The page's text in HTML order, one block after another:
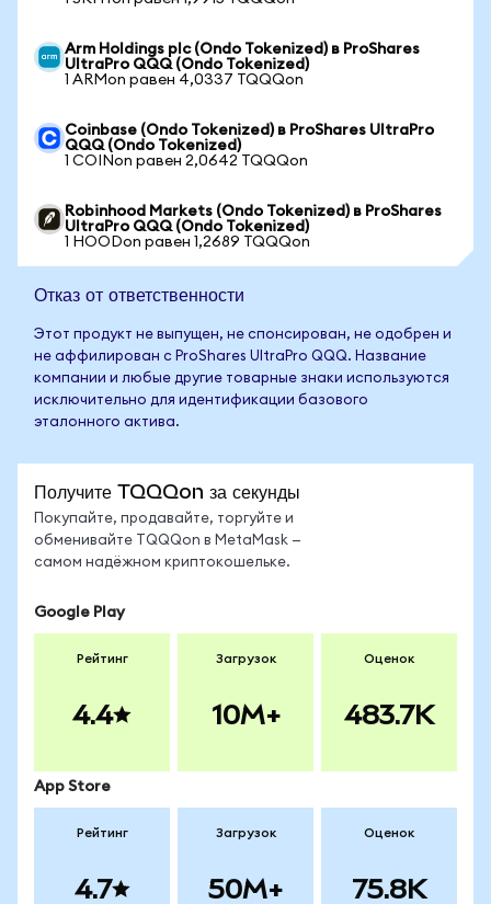
Arm Holdings plc (Ondo Tokenized) в ProShares
UltraPro QQQ (Ondo Tokenized)
1 ARMon равен 4,0337 TQQQon
Coinbase (Ondo Tokenized) в ProShares UltraPro
QQQ (Ondo Tokenized)
1 COINon равен 2,0642 TQQQon
Robinhood Markets (Ondo Tokenized) в ProShares
UltraPro QQQ (Ondo Tokenized)
1 HOODon равен 1,2689 TQQQon
Отказ от ответственности
Этот продукт не выпущен, не спонсирован, не одобрен и
не аффилирован с ProShares UltraPro QQQ. Название
компании и любые другие товарные знаки используются
исключительно для идентификации базового
эталонного актива.
Получите TQQQon за секунды
Покупайте, продавайте, торгуйте и
обменивайте TQQQon в MetaMask —
самом надёжном криптокошельке.
Google Play
Рейтинг
4.4
Загрузок
10M+
Оценок
483.7K
App Store
Рейтинг
4.7
Загрузок
50M+
Оценок
75.8K